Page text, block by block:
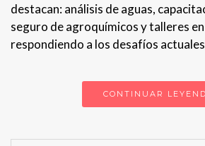
destacan: análisis de aguas,
seguro de agroquímicos y talleres
respondiendo a los desafíos
CONTINUAR